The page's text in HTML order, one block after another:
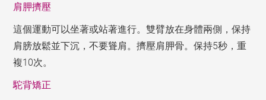
肩胛擠壓
這個運動可以坐著或站著進行。雙臂放在身體兩側，保持
肩膀放鬆並下沉，不要聳肩。擠壓肩胛骨。保持5秒，重
複10次。
駝背矯正